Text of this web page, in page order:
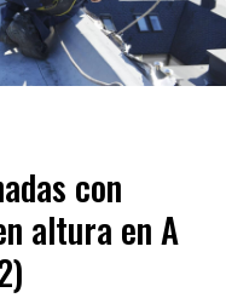
con
altura en A